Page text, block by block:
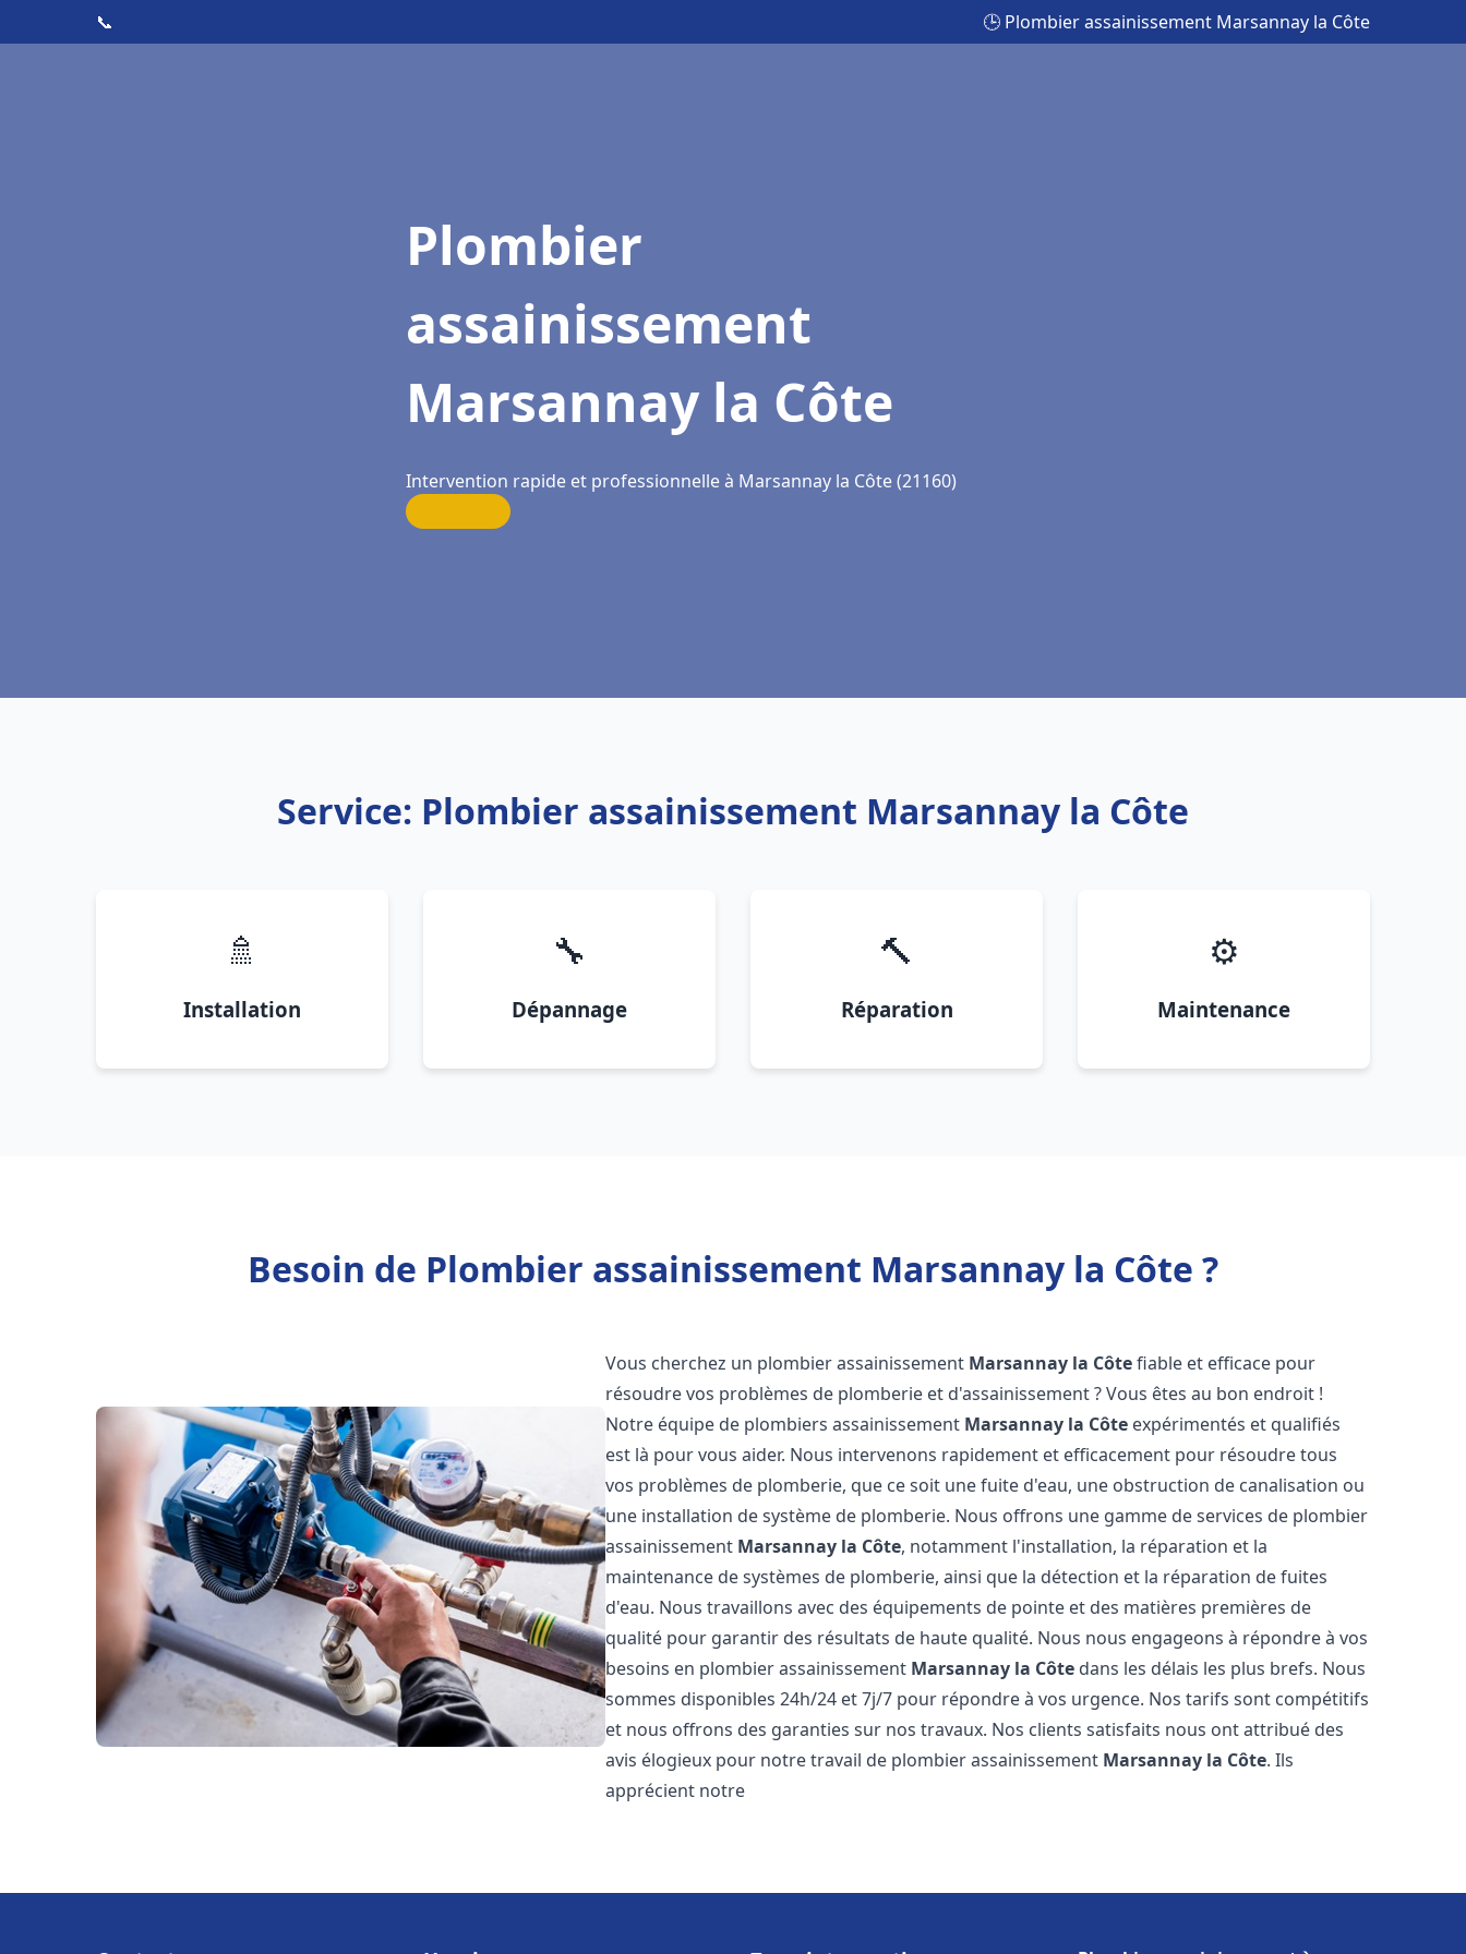
📞 🕒 Plombier assainissement Marsannay la Côte
Plombier
assainissement
Marsannay la Côte
Intervention rapide et professionnelle à Marsannay la Côte (21160)
Service: Plombier assainissement Marsannay la Côte
🚿
Installation
🔧
Dépannage
🔨
Réparation
⚙️
Maintenance
Besoin de Plombier assainissement Marsannay la Côte ?
Vous cherchez un plombier assainissement Marsannay la Côtefiable et efficace pour
résoudre vos problèmes de plomberie et d'assainissement ? Vous êtes au bon endroit !
Notre équipe de plombiers assainissement Marsannay la Côte expérimentés et qualifiés
est là pour vous aider. Nous intervenons rapidement et efficacement pour résoudre tous
vos problèmes de plomberie, que ce soit une fuite d'eau, une obstruction de canalisation ou
une installation de système de plomberie. Nous offrons une gamme de services de plombier
assainissement Marsannay la Côte, notamment l'installation, la réparation et la
maintenance de systèmes de plomberie, ainsi que la détection et la réparation de fuites
d'eau. Nous travaillons avec des équipements de pointe et des matières premières de
qualité pour garantir des résultats de haute qualité. Nous nous engageons à répondre à vos
besoins en plombier assainissement Marsannay la Côte dans les délais les plus brefs. Nous
sommes disponibles 24h/24 et 7j/7 pour répondre à vos urgence. Nos tarifs sont compétitifs
et nous offrons des garanties sur nos travaux. Nos clients satisfaits nous ont attribué des
avis élogieux pour notre travail de plombier assainissement Marsannay la Côte. Ils
apprécient notre